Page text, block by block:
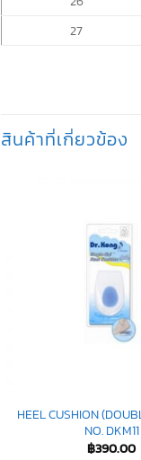
27
สินค้าที่เกี่ยวข้อง
HEEL CUSHION
NO. DKM11
฿390.00